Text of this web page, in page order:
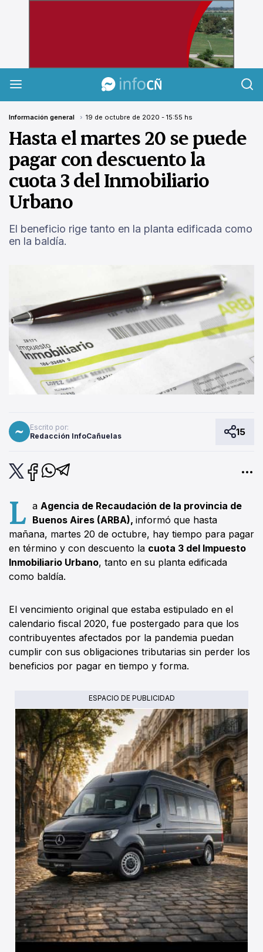
Información general 19 de octubre de 2020 - 15:55 hs
Hasta el martes 20 se puede
pagar con descuento la
cuota 3 del Inmobiliario
Urbano
El beneficio rige tanto en la planta edificada como
en la baldía.
Escrito por:
Redacción InfoCañuelas
15
L a Agencia de Recaudación de la provincia de
Buenos Aires (ARBA),informó que hasta
mañana, martes 20 de octubre, hay tiempo para pagar
en término y con descuento la cuota 3 del Impuesto
Inmobiliario Urbano, tanto en su planta edificada
como baldía.
El vencimiento original que estaba estipulado en el
calendario fiscal 2020, fue postergado para que los
contribuyentes afectados por la pandemia puedan
cumplir con sus obligaciones tributarias sin perder los
beneficios por pagar en tiempo y forma.
ESPACIO DE PUBLICIDAD